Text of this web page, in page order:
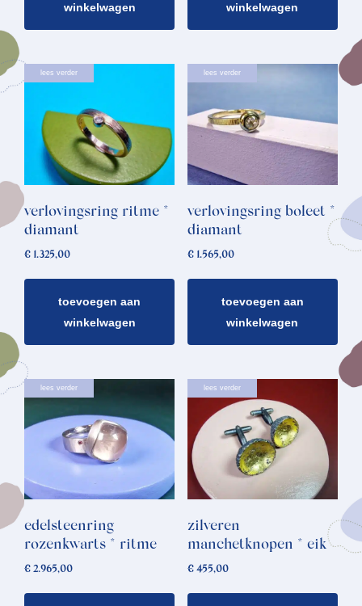
winkelwagen
winkelwagen
lees verder
verlovingsring ritme *
diamant
€ 1.325,00
toevoegen aan
winkelwagen
lees verder
verlovingsring boleet *
diamant
€1.565,00
toevoegen aan
winkelwagen
lees verder
edelsteenring
rozenkwarts * ritme
€ 2.965,00
lees verder
zilveren
manchetknopen * eik
€455,00